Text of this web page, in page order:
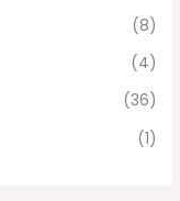
(8)
(4)
(36)
(1)